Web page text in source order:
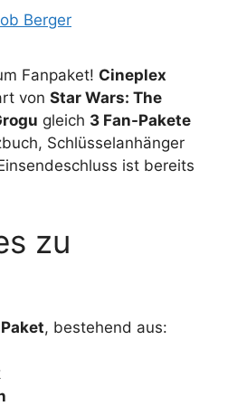
Berger
Fanpaket! Cineplex
von Star Wars: The
gleich 3 Fan-Pakete
Schlüsselanhänger
ist bereits
zu
, bestehend aus: